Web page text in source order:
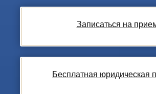
Записаться на
Бесплатная юридическая